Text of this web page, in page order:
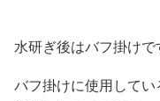
水研ぎ後はバフ掛けで
バフ掛けに使用して